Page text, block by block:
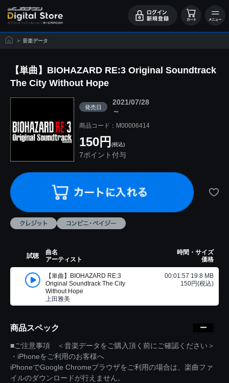
> 音楽データ
【単曲】BIOHAZARD RE:3 Original Soundtrack
The City Without Hope
発売日
2021/07/28
～
商品コード：M00006414
150円 (税込)
7ポイント付与
試聴
曲名
アーティスト
時間・サイズ
価格
【単曲】BIOHAZARD RE:3
Original Soundtrack The City
Without Hope
上田雅美
00:01:57 19.8 MB
150円(税込)
商品スペック
■ご注意事項 ＜音楽データをご購入頂く前にご確認ください＞
・iPhoneをご利用のお客様へ
iPhoneでGoogle Chromeブラウザをご利用の場合は、楽曲ファ
イルのダウンロードが行えません。